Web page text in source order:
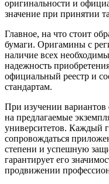
оригинальности и
значение при принятии
Главное, на что стоит
бумаги. Оригамины с
наличие всех
надежность
официальный реестр и
стандартам.
При изучении вариантов
на предлагаемые
университетов. Каждый
сопровождаться
степени и успешную
гарантирует его
продвижении